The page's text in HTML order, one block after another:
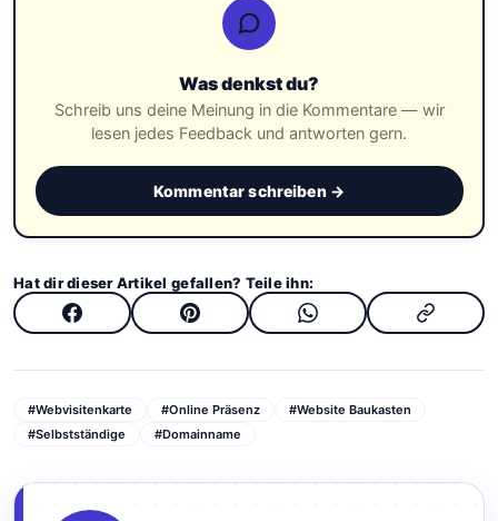
Was denkst du?
Schreib uns deine Meinung in die Kommentare — wir
lesen jedes Feedback und antworten gern.
Kommentar schreiben →
Hat dir dieser Artikel gefallen? Teile ihn:
#Webvisitenkarte #Online Präsenz
#Website Baukasten
#Selbstständige
#Domainname